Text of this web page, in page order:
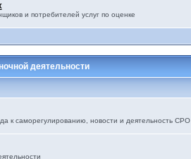
и потребителей услуг по оценке
деятельности
к саморегулированию, новости и деятельность СРО